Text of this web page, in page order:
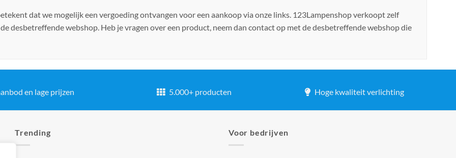
dat we mogelijk een vergoeding ontvangen voor een aankoop via onze links. 123Lampenshop verkoopt zelf
desbetreffende webshop. Heb je vragen over een product, neem dan contact op met de desbetreffende webshop die
en lage prijzen 5.000+ producten Hoge kwaliteit verlichting
Trending Voor bedrijven